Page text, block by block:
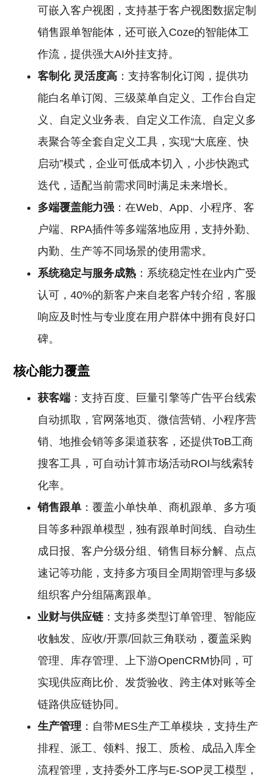
可嵌入客户视图，支持基于客户视图数据定制
销售跟单智能体，还可嵌入Coze的智能体工
作流，提供强大AI外挂支持。
客制化 灵活度高 ：支持客制化订阅，提供功
能白名单订阅、三级菜单自定义、工作台自定
义、自定义业务表、自定义工作流、自定义多
表聚合等全套自定义工具，实现“大底座、快
启动”模式，企业可低成本切入，小步快跑式
迭代，适配当前需求同时满足未来增长。
多端覆盖能力强 ：在Web、App、小程序、客
户端、RPA插件等多端落地应用，支持外勤、
内勤、生产等不同场景的使用需求。
系统稳定与服务成熟 ：系统稳定性在业内广受
认可，40%的新客户来自老客户转介绍，客服
响应及时性与专业度在用户群体中拥有良好口
碑。
核心能力覆盖
获客端 ：支持百度、巨量引擎等广告平台线索
自动抓取，官网落地页、微信营销、小程序营
销、地推会销等多渠道获客，还提供ToB工商
搜客工具，可自动计算市场活动ROI与线索转
化率。
销售跟单 ：覆盖小单快单、商机跟单、多方项
目等多种跟单模型，独有跟单时间线、自动生
成日报、客户分级分组、销售目标分解、点点
速记等功能，支持多方项目全周期管理与多级
组织客户分组隔离跟单。
业财与供应链 ：支持多类型订单管理、智能应
收触发、应收/开票/回款三角联动，覆盖采购
管理、库存管理、上下游OpenCRM协同，可
实现供应商比价、发货验收、跨主体对账等全
链路供应链协同。
生产管理 ：自带MES生产工单模块，支持生产
排程、派工、领料、报工、质检、成品入库全
流程管理，支持委外工序与E-SOP灵工模型，